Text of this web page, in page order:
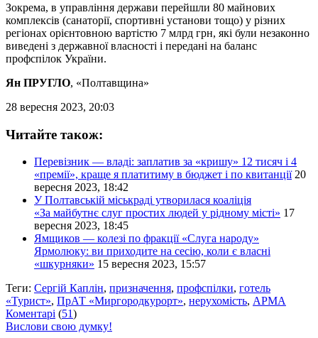
Зокрема, в управління держави перейшли 80 майнових
комплексів (санаторії, спортивні установи тощо) у різних
регіонах орієнтовною вартістю 7 млрд грн, які були незаконно
виведені з державної власності і передані на баланс
профспілок України.
Ян ПРУГЛО, «Полтавщина»
28 вересня 2023, 20:03
Читайте також:
Перевізник — владі: заплатив за «кришу» 12 тисяч і 4
«премії», краще я платитиму в бюджет і по квитанції 20
вересня 2023, 18:42
У Полтавській міськраді утворилася коаліція
«За майбутнє слуг простих людей у рідному місті» 17
вересня 2023, 18:45
Ямщиков — колезі по фракції «Слуга народу»
Ярмолюку: ви приходите на сесію, коли є власні
«шкурняки» 15 вересня 2023, 15:57
Теги: Сергій Каплін, призначення, профспілки, готель
«Турист», ПрАТ «Миргородкурорт», нерухомість, АРМА
Коментарі (51)
Вислови свою думку!